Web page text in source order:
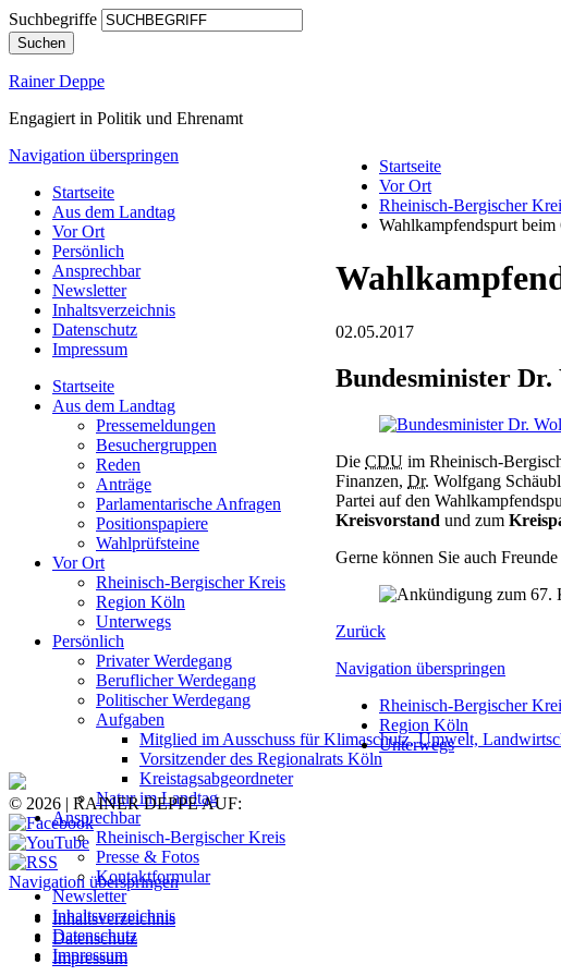
Suchbegriffe
Suchen
Rainer Deppe
Engagiert in Politik und Ehrenamt
Navigation überspringen
Startseite
Aus dem Landtag
Vor Ort
Persönlich
Ansprechbar
Newsletter
Inhaltsverzeichnis
Datenschutz
Impressum
Startseite
Aus dem Landtag
Pressemeldungen
Besuchergruppen
Reden
Anträge
Parlamentarische Anfragen
Positionspapiere
Wahlprüfsteine
Vor Ort
Rheinisch-Bergischer Kreis
Region Köln
Unterwegs
Persönlich
Privater Werdegang
Beruflicher Werdegang
Politischer Werdegang
Aufgaben
Mitglied im Ausschuss für Klimaschutz, Umwelt,
Vorsitzender des Regionalrats Köln
Kreistagsabgeordneter
Natur im Landtag
Ansprechbar
Rheinisch-Bergischer Kreis
Presse & Fotos
Kontaktformular
Newsletter
Inhaltsverzeichnis
Datenschutz
Impressum
Startseite
Vor Ort
Rheinisch-Bergischer
Wahlkampfendspurt
02.05.2017
Bundesminister
Die CDU im Rheinisch-
Finanzen, Dr. Wolfgang
Partei auf den
Kreisvorstand und zum
Gerne können Sie auch
Zurück
Navigation überspringen
Rheinisch-Bergischer
Region Köln
Unterwegs
© 2026 | RAINER DEPPE AUF:
Navigation überspringen
Inhaltsverzeichnis
Datenschutz
Impressum